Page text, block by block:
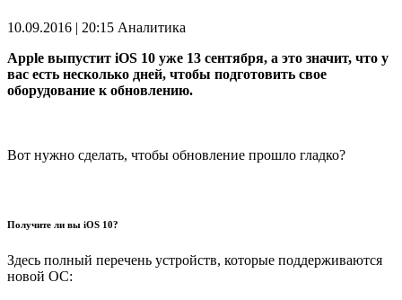
10.09.2016 | 20:15 Аналитика
Apple выпустит iOS 10 уже 13 сентября, а это значит, что у
вас есть несколько дней, чтобы подготовить свое
оборудование к обновлению.
Вот нужно сделать, чтобы обновление прошло гладко?
Получите ли вы iOS 10?
Здесь полный перечень устройств, которые поддерживаются
новой ОС: